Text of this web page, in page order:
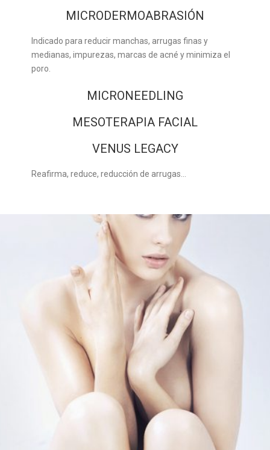
MICRODERMOABRASIÓN
Indicado para reducir manchas, arrugas finas y
medianas, impurezas, marcas de acné y minimiza el
poro.
MICRONEEDLING
MESOTERAPIA FACIAL
VENUS LEGACY
Reafirma, reduce, reducción de arrugas…